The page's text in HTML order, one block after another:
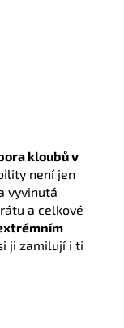
kloubů v
není jen
vyvinutá
a celkové
ji zamilují i ti